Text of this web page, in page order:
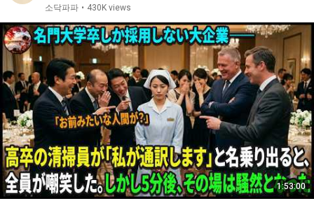
소닥파파 • 430K views
1:53:00